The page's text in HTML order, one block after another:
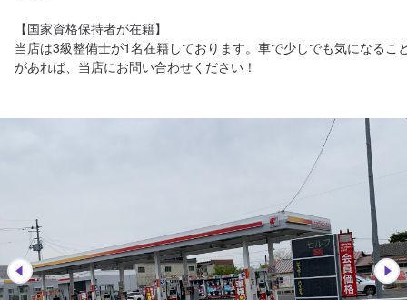
【国家資格保持者が在籍】
当店は3級整備士が1名在籍しております。車で少しでも気になるこ
があれば、当店にお問い合わせください！